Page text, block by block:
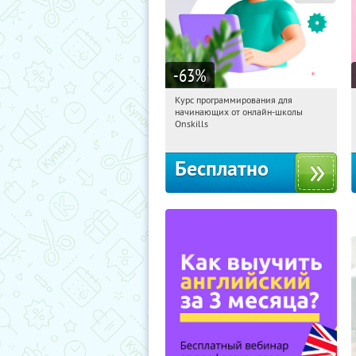
-63%
08:34:38 Получили:
Россия
Курс программирования для
начинающих от онлайн-школы
Onskills
Бесплатно